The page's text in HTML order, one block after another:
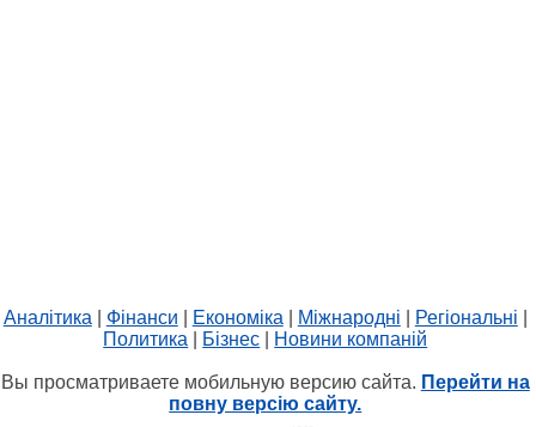
Аналітика Фінанси Економіка Міжнародні Регіональні
Политика
Бізнес Новини компаній
Вы просматриваете мобильную версию сайта. Перейти на
повну версію сайту.